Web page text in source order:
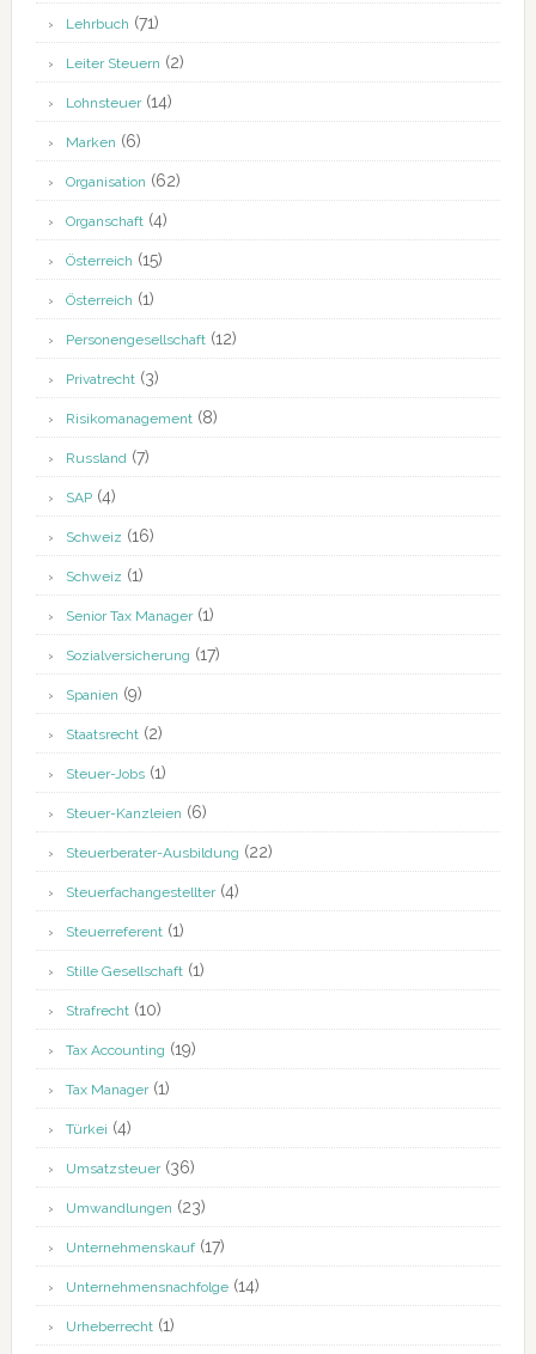
Lehrbuch (71)
Leiter Steuern (2)
Lohnsteuer(14)
Marken (6)
Organisation (62)
Organschaft(4)
Österreich (15)
Österreich (1)
Personengesellschaft(12)
Privatrecht(3)
Risikomanagement(8)
Russland(7)
SAP(4)
Schweiz (16)
Schweiz (1)
Senior Tax Manager(1)
Sozialversicherung (17)
Spanien (9)
Staatsrecht(2)
Steuer-Jobs(1)
Steuer-Kanzleien (6)
Steuerberater-Ausbildung (22)
Steuerfachangestellter(4)
Steuerreferent(1)
Stille Gesellschaft(1)
Strafrecht(10)
Tax Accounting (19)
Tax Manager(1)
Türkei (4)
Umsatzsteuer(36)
Umwandlungen (23)
Unternehmenskauf(17)
Unternehmensnachfolge(14)
Urheberrecht(1)